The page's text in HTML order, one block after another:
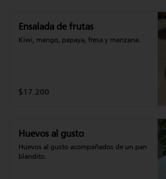
Ensalada de frutas
Kiwi, mango, papaya, fresa y manzana.
$17.200
Huevos al gusto
Huevos al gusto acompañados de un pan
blandito.